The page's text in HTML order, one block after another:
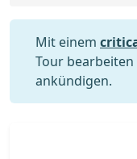
Mit einem
Tour
ankündigen.